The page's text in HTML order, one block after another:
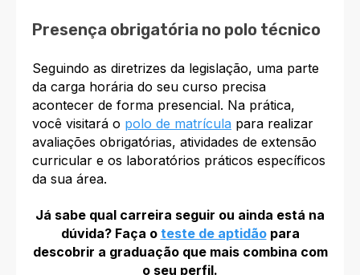
Presença obrigatória no polo técnico
Seguindo as diretrizes da legislação, uma parte
da carga horária do seu curso precisa
acontecer de forma presencial. Na prática,
você visitará o polo de matrícula para realizar
avaliações obrigatórias, atividades de extensão
curricular e os laboratórios práticos específicos
da sua área.
Já sabe qual carreira seguir ou ainda está na
dúvida? Faça o teste de aptidãopara
descobrir a graduação que mais combina com
o seu perfil.